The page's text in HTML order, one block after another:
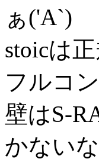
ぁ('A`)
stoicは
フルコ
壁はS-
かない